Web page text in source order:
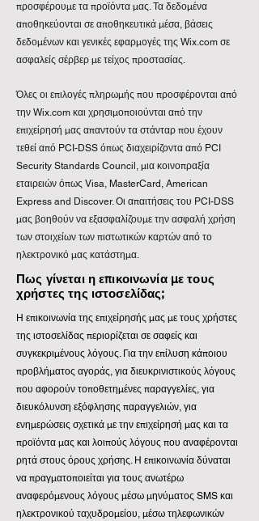
προσφέρουμε τα προϊόντα μας. Τα δεδομένα
αποθηκεύονται σε αποθηκευτικά μέσα, βάσεις
δεδομένων και γενικές εφαρμογές της Wix.com σε
ασφαλείς σέρβερ με τείχος προστασίας.
Όλες οι επιλογές πληρωμής που προσφέρονται από
την Wix.com και χρησιμοποιούνται από την
επιχείρησή μας απαντούν τα στάνταρ που έχουν
τεθεί από PCI-DSS όπως διαχειρίζοντα από PCI
Security Standards Council, μια κοινοπραξία
εταιρειών όπως Visa, MasterCard, American
Express and Discover. Οι απαιτήσεις του PCI-DSS
μας βοηθούν να εξασφαλίζουμε την ασφαλή χρήση
των στοιχείων των πιστωτικών καρτών από το
ηλεκτρονικό μας κατάστημα.
Πως γίνεται η επικοινωνία με τους
χρήστες της ιστοσελίδας;
Η επικοινωνία της επιχείρησής μας με τους χρήστες
της ιστοσελίδας περιορίζεται σε σαφείς και
συγκεκριμένους λόγους. Για την επίλυση κάποιου
προβλήματος αγοράς, για διευκρινιστικούς λόγους
που αφορούν τοποθετημένες παραγγελίες, για
διευκόλυνση εξόφλησης παραγγελιών, για
ενημερώσεις σχετικά με την επιχείρησή μας και τα
προϊόντα μας και λοιπούς λόγους που αναφέρονται
ρητά στους όρους χρήσης. Η επικοινωνία δύναται
να πραγματοποιείται για τους ανωτέρω
αναφερόμενους λόγους μέσω μηνύματος SMS και
ηλεκτρονικού ταχυδρομείου, μέσω τηλεφωνικών